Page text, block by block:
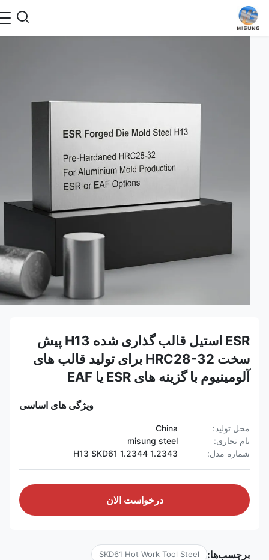
ESR استیل قالب گذاری شده H13 پیش
سخت HRC28-32 برای تولید قالب های
آلومینیوم با گزینه های ESR یا EAF
ویژگی های اساسی
محل تولید:
China
نام تجاری:
misung steel
شماره مدل:
1.2343 1.2344 H13 SKD61
درخواست الان
برچسب‌ها: SKD61 Hot Work Tool Steel